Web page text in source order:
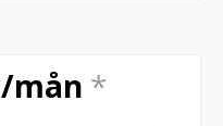
mån *